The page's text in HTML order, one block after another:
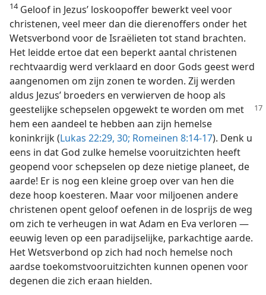
14Geloof in Jezus’ loskoopoffer bewerkt veel voor
christenen, veel meer dan die dierenoffers onder het
Wetsverbond voor de Israëlieten tot stand brachten.
Het leidde ertoe dat een beperkt aantal christenen
rechtvaardig werd verklaard en door Gods geest werd
aangenomen om zijn zonen te worden. Zij werden
aldus Jezus’ broeders en verwierven de hoop als
geestelijke schepselen opgewekt te worden om met
hem een aandeel te hebben aan zijn hemelse
koninkrijk (Lukas 22:29, 30; Romeinen 8:14-17). Denk u
eens in dat God zulke hemelse vooruitzichten heeft
geopend voor schepselen op deze nietige planeet, de
aarde! Er is nog een kleine groep over van hen die
deze hoop koesteren. Maar voor miljoenen andere
christenen opent geloof oefenen in de losprijs de weg
om zich te verheugen in wat Adam en Eva verloren —
eeuwig leven op een paradijselijke, parkachtige aarde.
Het Wetsverbond op zich had noch hemelse noch
aardse toekomstvooruitzichten kunnen openen voor
degenen die zich eraan hielden.